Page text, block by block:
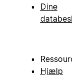
Dine
Hjælp